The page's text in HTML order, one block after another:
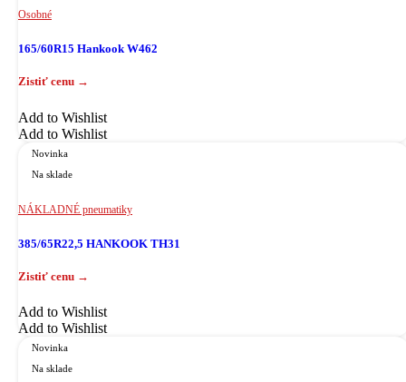
Osobné
165/60R15 Hankook W462
Add to Wishlist
Add to Wishlist
Novinka
Na sklade
NÁKLADNÉ pneumatiky
385/65R22,5 HANKOOK TH31
Add to Wishlist
Add to Wishlist
Novinka
Na sklade